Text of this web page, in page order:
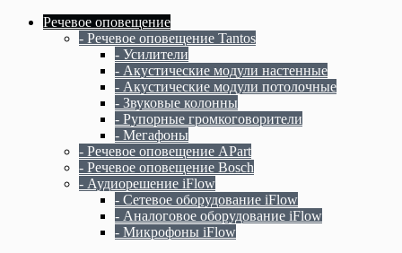
Речевое оповещение
- Речевое оповещение Tantos
- Усилители
- Акустические модули настенные
- Акустические модули потолочные
- Звуковые колонны
- Рупорные громкоговорители
- Мегафоны
- Речевое оповещение APart
- Речевое оповещение Bosch
- Аудиорешение iFlow
- Сетевое оборудование iFlow
- Аналоговое оборудование iFlow
- Микрофоны iFlow